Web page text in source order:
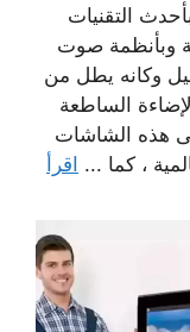
التقنيات
تصل 140و 150 بوصة وبأنظمة صوت
وكانه يطل من
الساطعة
هذه الشاشات
، كما ... اقرأ